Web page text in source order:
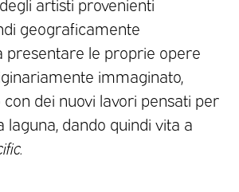
artisti provenienti
geograficamente
presentare le proprie opere
immaginato,
dei nuovi lavori pensati per
laguna, dando quindi vita a